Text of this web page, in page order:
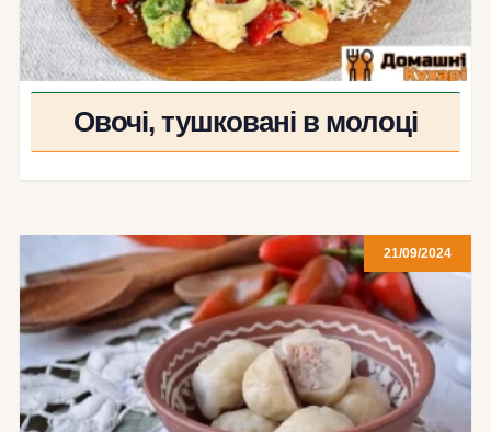
Овочі, тушковані в молоці
21/09/2024